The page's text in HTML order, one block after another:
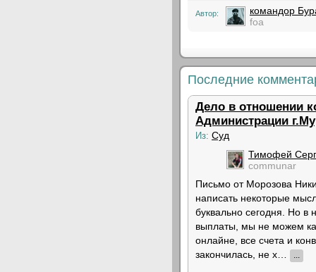
Автор:
командор
foa
Последние
Дело в отношении
Администрации
Из: Суд
Тимофей
communar
Письмо от Морозова
написать некоторые
буквально сегодня. Но в
выплаты, мы не можем
онлайне, все счета и
закончилась, не х…
...